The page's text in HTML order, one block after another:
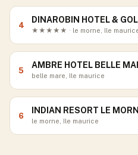
4
DINAROBIN HOTEL &
★★★★★ · le morne, Ile
5
AMBRE HOTEL BELLE
belle mare, Ile maurice
6
INDIAN RESORT LE
le morne, Ile maurice